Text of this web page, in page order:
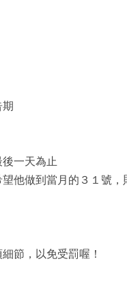
一天為止
他做到當月的３１號，
節，以免受罰喔！